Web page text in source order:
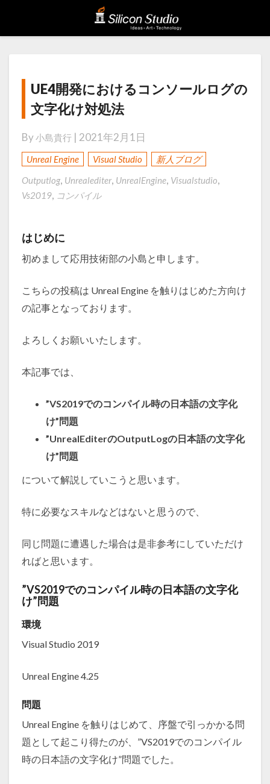
開
お
け
る
ロ
文
対
法
UE4開発におけるコンソールログの
文字化け対処法
By小島貴行| 2021年2月1日
Unreal Engine Visual Studio
新人ブログ
Outputlog, Unrealediter, UnrealEngine, Visualstudio,
Vs2019, コンパイル
はじめに
初めまして応用技術部の小島と申します。
こちらの投稿は Unreal Engine を触りはじめた方向け
の記事となっております。
よろしくお願いいたします。
本記事では、
”VS2019でのコンパイル時の日本語の文字化
け”問題
”UnrealEditerのOutputLogの日本語の文字化
け”問題
について解説していこうと思います。
特に必要なスキルなどはないと思うので、
同じ問題に遭遇した場合は是非参考にしていただけ
ればと思います。
”VS2019でのコンパイル時の日本語の文字化
け”問題
環境
Visual Studio 2019
Unreal Engine 4.25
問題
Unreal Engine を触りはじめて、序盤で引っかかる問
題として起こり得たのが、”VS2019でのコンパイル
時の日本語の文字化け”問題でした。